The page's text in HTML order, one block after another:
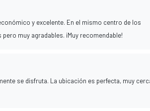
y excelente. En el mismo centro de los
muy agradables. ¡Muy recomendable!
se disfruta. La ubicación es perfecta, muy